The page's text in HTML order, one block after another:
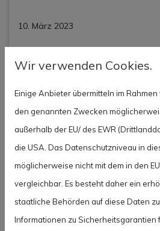
10. März 2023
Wir verwenden Cookies.
Einige Anbieter übermitteln im
den genannten Zwecken
außerhalb der EU/ des EWR
die USA. Das Datenschutzniveau in
möglicherweise nicht mit dem in den
vergleichbar. Es besteht daher ein
staatliche Behörden auf diese Daten
Informationen zu Sicherheitsgarantien